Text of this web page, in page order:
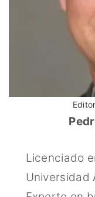
Licenciado
Universidad